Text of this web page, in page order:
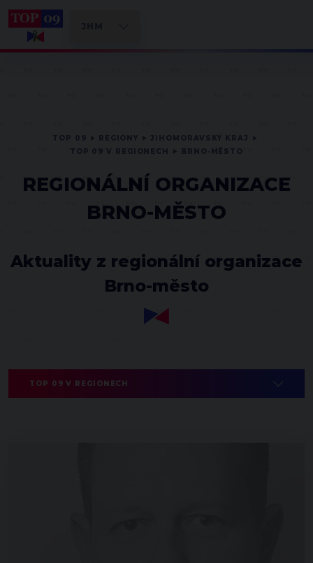
REGIONÁLNÍ ORGANIZACE
BRNO-MĚSTO
Aktuality z regionální organizace
Brno-město
TOP 09 V REGIONECH